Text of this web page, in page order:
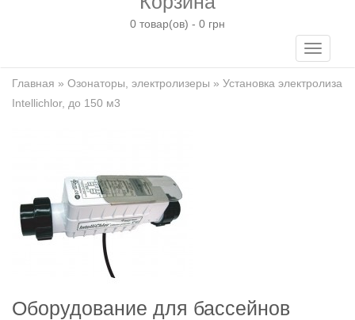
0 товар(ов) - 0 грн
Toggle
Главная » Озонаторы, электролизеры » Установка электролиза
Intellichlor, до 150 м3
Оборудование для бассейнов